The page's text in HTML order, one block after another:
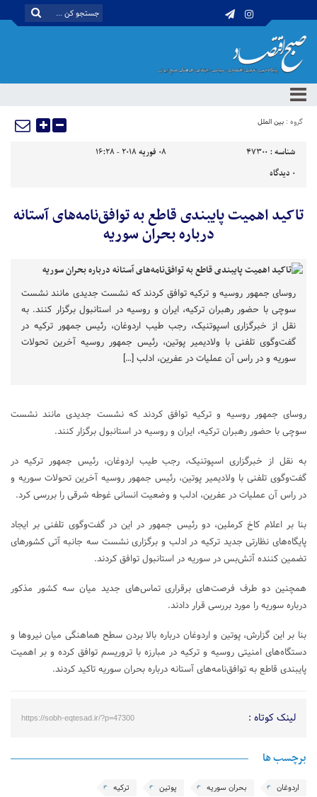
گروه : بین الملل
شناسه : 47300
08 فوریه 2018 - 16:28
0 دیدگاه
تاکید اهمیت پایبندی قاطع به توافق‌نامه‌های آستانه
درباره بحران سوریه
روسای جمهور روسیه و ترکیه توافق کردند که نشست جدیدی مانند نشست
سوچی با حضور رهبران ترکیه، ایران و روسیه در استانبول برگزار کنند. به
نقل از خبرگزاری اسپوتنیک، رجب طیب اردوغان، رئیس جمهور ترکیه در
گفت‌وگوی تلفنی با ولادیمیر پوتین، رئیس جمهور روسیه آخرین تحولات
سوریه و در راس آن عملیات در عفرین، ادلب […]
روسای جمهور روسیه و ترکیه توافق کردند که نشست جدیدی مانند نشست
سوچی با حضور رهبران ترکیه، ایران و روسیه در استانبول برگزار کنند.
به نقل از خبرگزاری اسپوتنیک، رجب طیب اردوغان، رئیس جمهور ترکیه در
گفت‌وگوی تلفنی با ولادیمیر پوتین، رئیس جمهور روسیه آخرین تحولات سوریه و
در راس آن عملیات در عفرین، ادلب و وضعیت انسانی غوطه شرقی را بررسی کرد.
بنا بر اعلام کاخ کرملین، دو رئیس جمهور در این در گفت‌وگوی تلفنی بر ایجاد
پایگاه‌های نظارتی جدید ترکیه در ادلب و برگزاری نشست سه جانبه آتی کشورهای
تضمین کننده آتش‌بس در سوریه در استانبول توافق کردند.
همچنین دو طرف فرصت‌های برقراری تماس‌های جدید میان سه کشور مذکور
درباره سوریه را مورد بررسی قرار دادند.
بنا بر این گزارش، پوتین و اردوغان درباره بالا بردن سطح هماهنگی میان نیروها و
دستگاه‌های امنیتی روسیه و ترکیه در مبارزه با تروریسم توافق کرده و بر اهمیت
پایبندی قاطع به توافق‌نامه‌های آستانه درباره بحران سوریه تاکید کردند.
لینک کوتاه : https://sobh-eqtesad.ir/?p=47300
برچسب ها
اردوغان بحران سوریه پوتین ترکیه